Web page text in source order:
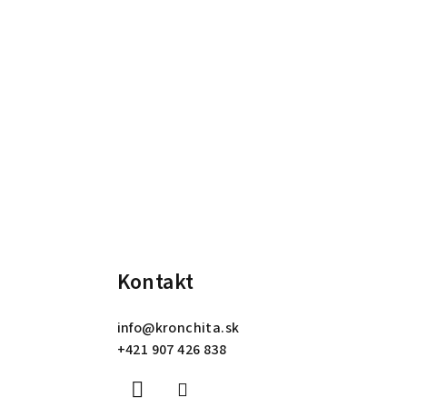
Kontakt
info@kronchita.sk
+421 907 426 838